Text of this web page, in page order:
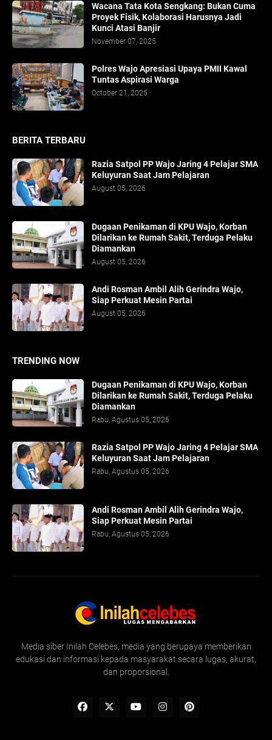
​Wacana Tata Kota Sengkang: Bukan Cuma
Proyek Fisik, Kolaborasi Harusnya Jadi
Kunci Atasi Banjir
November 07, 2025
Polres Wajo Apresiasi Upaya PMII Kawal
Tuntas Aspirasi Warga
October 21, 2025
BERITA TERBARU
Razia Satpol PP Wajo Jaring 4 Pelajar SMA
Keluyuran Saat Jam Pelajaran
August 05, 2026
Dugaan Penikaman di KPU Wajo, Korban
Dilarikan ke Rumah Sakit, Terduga Pelaku
Diamankan
August 05, 2026
Andi Rosman Ambil Alih Gerindra Wajo,
Siap Perkuat Mesin Partai
August 05, 2026
TRENDING NOW
Dugaan Penikaman di KPU Wajo, Korban
Dilarikan ke Rumah Sakit, Terduga Pelaku
Diamankan
Rabu, Agustus 05, 2026
Razia Satpol PP Wajo Jaring 4 Pelajar SMA
Keluyuran Saat Jam Pelajaran
Rabu, Agustus 05, 2026
Andi Rosman Ambil Alih Gerindra Wajo,
Siap Perkuat Mesin Partai
Rabu, Agustus 05, 2026
Media siber Inilah Celebes, media yang berupaya memberikan
edukasi dan informasi kepada masyarakat secara lugas, akurat,
dan proporsional.